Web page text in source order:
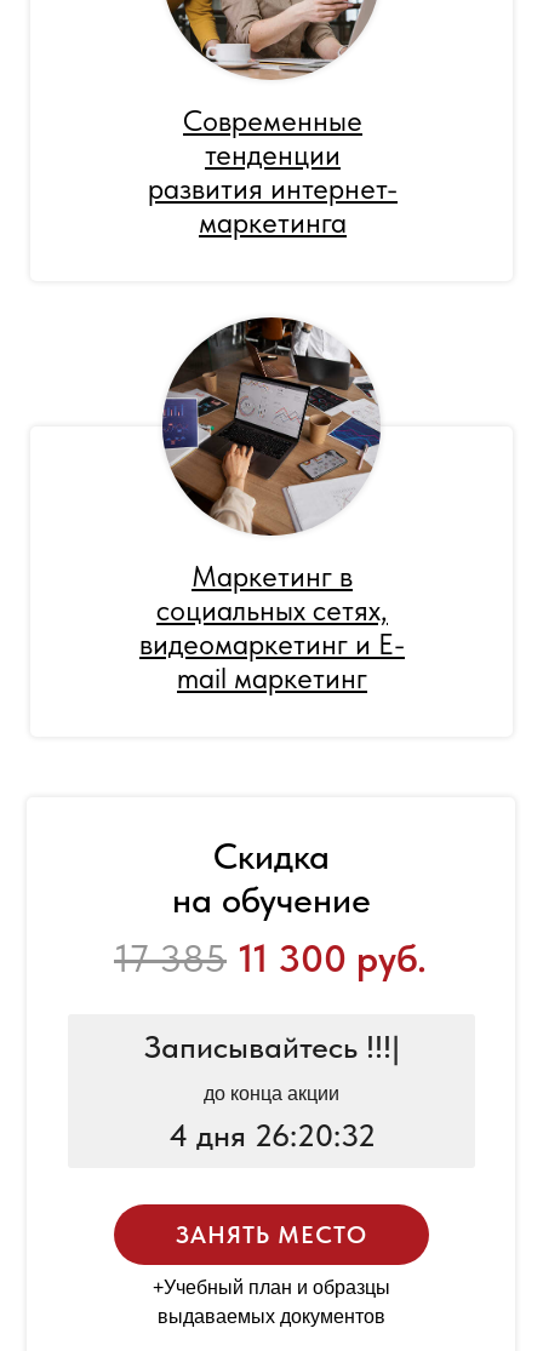
Маркетинг в
социальных сетях,
видеомаркетинг и E-
mail маркетинг
Современные
тенденции
развития интернет-
маркетинга
ЗАНЯТЬ МЕСТО
11 300 руб.
17 385
+Учебный план и образцы
выдаваемых документов
Скидка
на обучение
Записывайтесь !!!|
4 дня 26:20:32
до конца акции